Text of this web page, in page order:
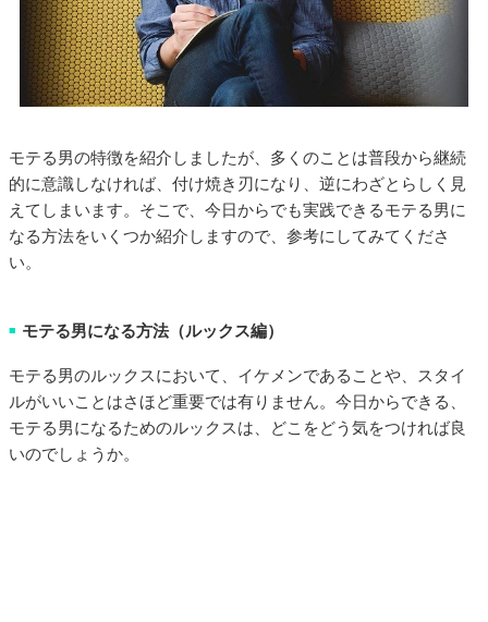
モテる男の特徴を紹介しましたが、多くのことは普段から継続
的に意識しなければ、付け焼き刃になり、逆にわざとらしく見
えてしまいます。そこで、今日からでも実践できるモテる男に
なる方法をいくつか紹介しますので、参考にしてみてくださ
い。
■ モテる男になる方法（ルックス編）
モテる男のルックスにおいて、イケメンであることや、スタイ
ルがいいことはさほど重要では有りません。今日からできる、
モテる男になるためのルックスは、どこをどう気をつければ良
いのでしょうか。